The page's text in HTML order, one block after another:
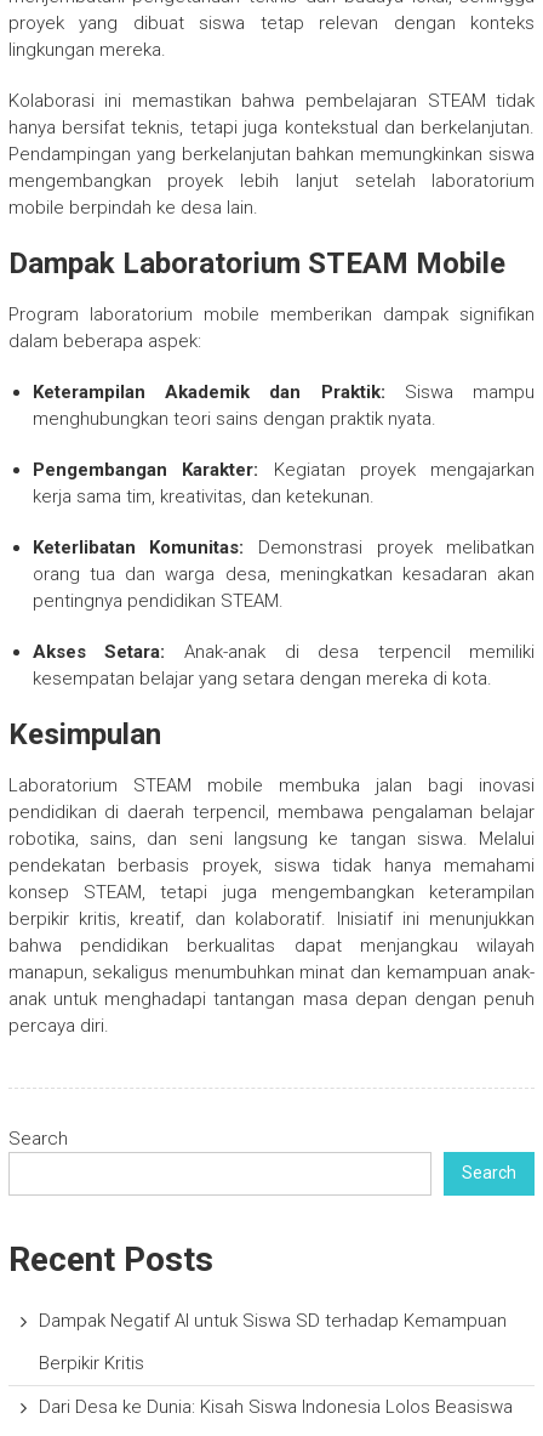
proyek yang dibuat siswa tetap relevan dengan konteks
lingkungan mereka.
Kolaborasi ini memastikan bahwa pembelajaran STEAM tidak
hanya bersifat teknis, tetapi juga kontekstual dan berkelanjutan.
Pendampingan yang berkelanjutan bahkan memungkinkan siswa
mengembangkan proyek lebih lanjut setelah laboratorium
mobile berpindah ke desa lain.
Dampak Laboratorium STEAM Mobile
Program laboratorium mobile memberikan dampak signifikan
dalam beberapa aspek:
Keterampilan Akademik dan Praktik: Siswa mampu
menghubungkan teori sains dengan praktik nyata.
Pengembangan Karakter: Kegiatan proyek mengajarkan
kerja sama tim, kreativitas, dan ketekunan.
Keterlibatan Komunitas: Demonstrasi proyek melibatkan
orang tua dan warga desa, meningkatkan kesadaran akan
pentingnya pendidikan STEAM.
Akses Setara: Anak-anak di desa terpencil memiliki
kesempatan belajar yang setara dengan mereka di kota.
Kesimpulan
Laboratorium STEAM mobile membuka jalan bagi inovasi
pendidikan di daerah terpencil, membawa pengalaman belajar
robotika, sains, dan seni langsung ke tangan siswa. Melalui
pendekatan berbasis proyek, siswa tidak hanya memahami
konsep STEAM, tetapi juga mengembangkan keterampilan
berpikir kritis, kreatif, dan kolaboratif. Inisiatif ini menunjukkan
bahwa pendidikan berkualitas dapat menjangkau wilayah
manapun, sekaligus menumbuhkan minat dan kemampuan anak-
anak untuk menghadapi tantangan masa depan dengan penuh
percaya diri.
Search
Search
Recent Posts
Dampak Negatif AI untuk Siswa SD terhadap Kemampuan
Berpikir Kritis
Dari Desa ke Dunia: Kisah Siswa Indonesia Lolos Beasiswa